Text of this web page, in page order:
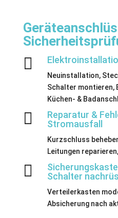

Neuinstallation,
Schalter montieren,
Küchen- &

Reparatur &
Stromausfall
Kurzschluss
Leitungen

Schalter
Verteilerkasten
Absicherung nach